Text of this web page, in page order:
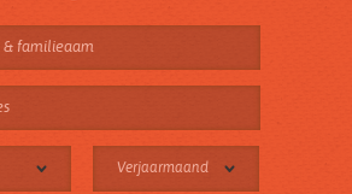
Verjaarmaand